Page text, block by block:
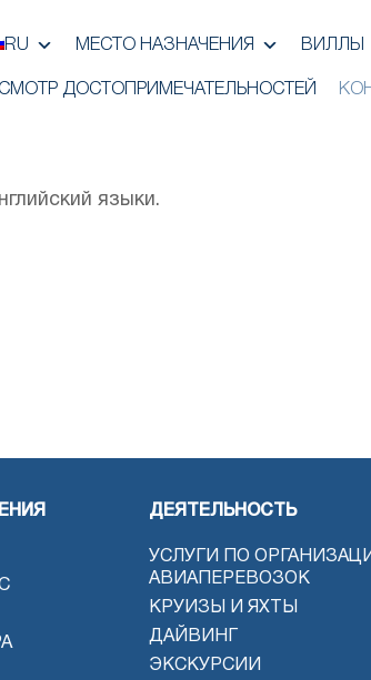
RU МЕСТО НАЗНАЧЕНИЯ ВИЛЛЫ
ДОСТОПРИМЕЧАТЕЛЬНОСТЕЙ
языки.
ДЕЯТЕЛЬНОСТЬ
УСЛУГИ ПО
АВИАПЕРЕВОЗОК
КРУИЗЫ И ЯХТЫ
ДАЙВИНГ
ЭКСКУРСИИ